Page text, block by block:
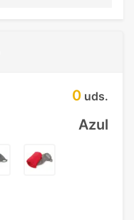
0 uds.
Azul